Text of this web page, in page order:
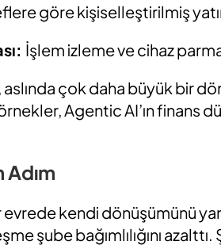
göre kişiselleştirilmiş
İşlem izleme ve cihaz
aslında çok daha büyük bir
Agentic AI’ın finans
Adım
kendi dönüşümünü
şube bağımlılığını